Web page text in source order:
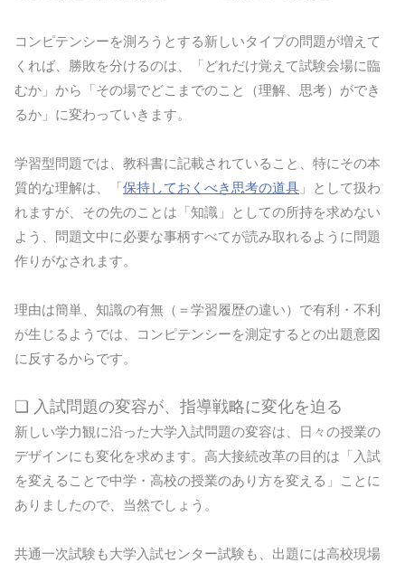
コンピテンシーを測ろうとする新しいタイプの問題が増えて
くれば、勝敗を分けるのは、「どれだけ覚えて試験会場に臨
むか」から「その場でどこまでのこと（理解、思考）ができ
るか」に変わっていきます。
学習型問題では、教科書に記載されていること、特にその本
質的な理解は、「保持しておくべき思考の道具 」として扱わ
れますが、その先のことは「知識」としての所持を求めない
よう、問題文中に必要な事柄すべてが読み取れるように問題
作りがなされます。
理由は簡単、知識の有無（＝学習履歴の違い）で有利・不利
が生じるようでは、コンピテンシーを測定するとの出題意図
に反するからです。
❏ 入試問題の変容が、指導戦略に変化を迫る
新しい学力観に沿った大学入試問題の変容は、日々の授業の
デザインにも変化を求めます。高大接続改革の目的は「入試
を変えることで中学・高校の授業のあり方を変える」ことに
ありましたので、当然でしょう。
共通一次試験も大学入試センター試験も、出題には高校現場